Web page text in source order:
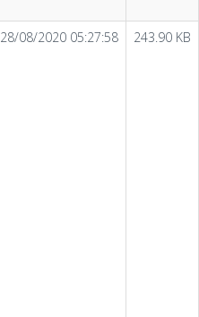
28/08/2020 05:27:58 243.90 KB